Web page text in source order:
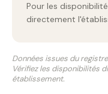
Pour les
directement
Données issues du
Vérifiez les disponibilités
établissement.